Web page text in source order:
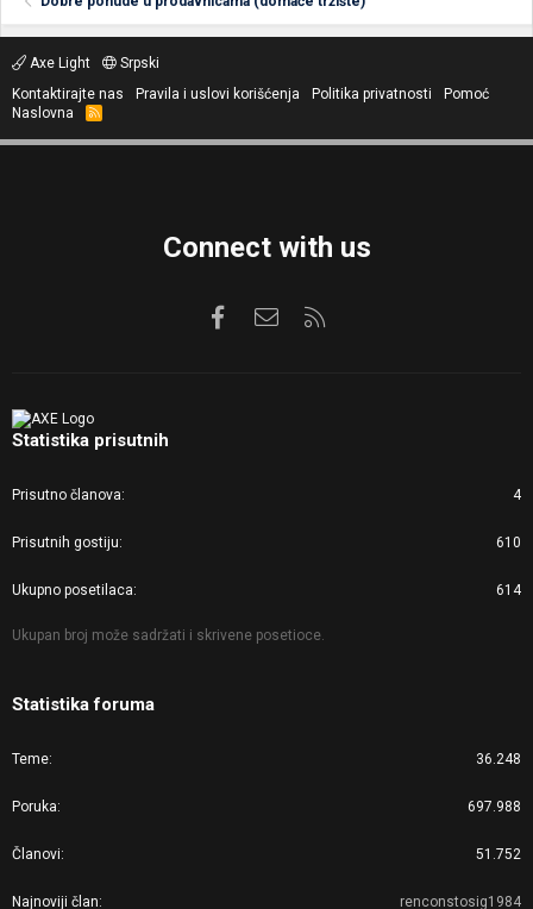
Axe Light
Srpski
Kontaktirajte nas
Pravila i uslovi korišćenja Politika privatnosti
Pomoć
Naslovna
R
S
Connect with us
FacebookKontaktirajte nas
Statistika prisutnih
Prisutno članova 4
Prisutnih gostiju 610
Ukupno posetilaca 614
Ukupan broj može sadržati i skrivene posetioce.
Statistika foruma
Teme 36.248
Poruka 697.988
Članovi 51.752
Najnoviji član renconstosig1984